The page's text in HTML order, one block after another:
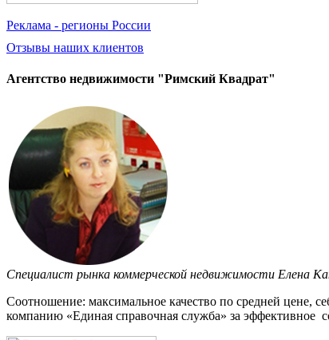
Реклама - регионы России
Отзывы наших клиентов
Агентство недвижимости "Римский Квадрат"
Специалист рынка коммерческой недвижимости Елена
Соотношение: максимальное качество по средней
компанию «Единая справочная служба» за эффективное